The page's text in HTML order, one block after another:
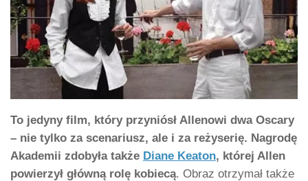
To jedyny film, który przyniósł Allenowi dwa Oscary
– nie tylko za scenariusz, ale i za reżyserię. Nagrodę
Akademii zdobyła także Diane Keaton, której Allen
powierzył główną rolę kobiecą. Obraz otrzymał także